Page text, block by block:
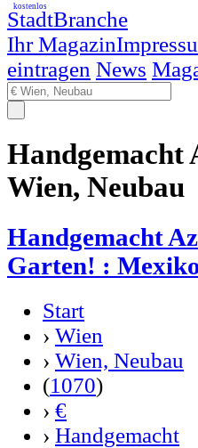
StadtBranche
Ihr Magazin
kostenlos
eintragen News
Handgemacht
Wien, Neubau
Handgemacht
Garten! :
Start
› Wien
› Wien, Neubau
(1070)
› €
› Handgemacht